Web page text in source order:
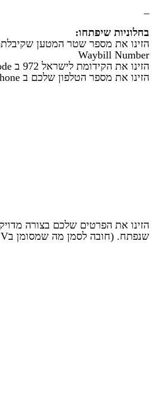
–
בחלוניות שיפתחו:
Waybill Number
הזינו את הקידומת לישראל 972 ב code
הזינו את מספר הטלפון שלכם ב phone
הזינו את הפרטים שלכם בצורה
שנפתח. (חובה לסמן מה שמסומן בV ירוק)